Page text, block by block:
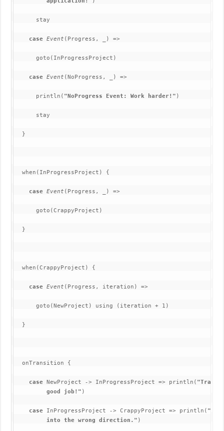
      stay
case Event (Progress, _) =>
      goto(InProgressProject)
case Event (NoProgress, _) =>
      println(
"NoProgress Event: Work harder!" )
      stay
  }
  when(InProgressProject) {
case Event (Progress, _) =>
      goto(CrappyProject)
  }
  when(CrappyProject) {
case Event (Progress, iteration) =>
      goto(NewProject) using (iteration + 1)
  }
  onTransition {
case NewProject -> InProgressProject => println(
         good job!"
)
case InProgressProject -> CrappyProject => println(
         into the wrong direction."
)